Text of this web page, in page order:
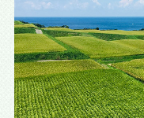
会社概要